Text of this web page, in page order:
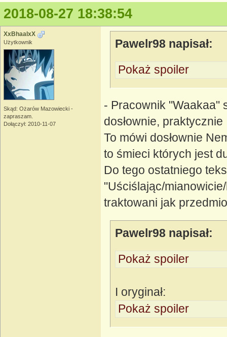
2018-08-27 18:38:54
XxBhaalxX
Użytkownik
Skąd: Ożarów Mazowiecki -
zapraszam.
Dołączył: 2010-11-07
Pawelr98 napisał:
Pokaż spoiler
- Pracownik "Waakaa"
dosłownie, praktycznie
To mówi dosłownie
to śmieci których jest
Do tego ostatniego
"Uściślając/
traktowani jak
Pawelr98 napisał:
Pokaż spoiler
I oryginał:
Pokaż spoiler